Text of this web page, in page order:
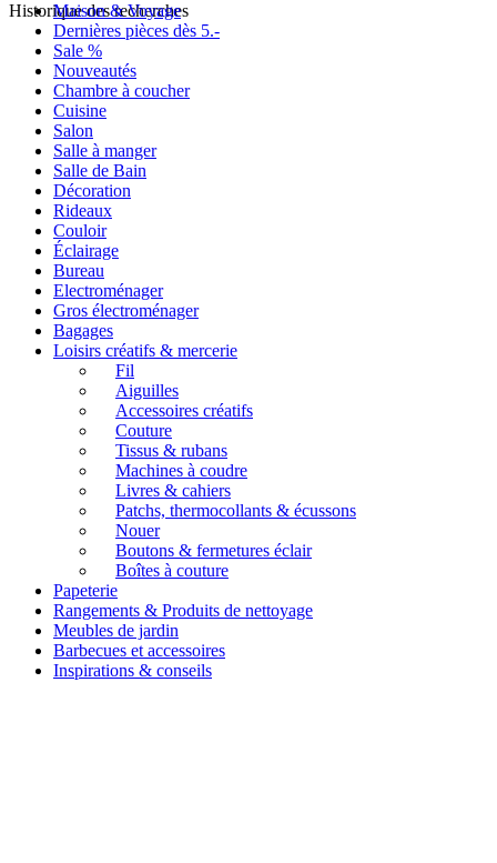
Historique des recherches
Maison & Voyage
Dernières pièces dès 5.-
Sale %
Nouveautés
Chambre à coucher
Cuisine
Salon
Salle à manger
Salle de Bain
Décoration
Rideaux
Couloir
Éclairage
Bureau
Electroménager
Gros électroménager
Bagages
Loisirs créatifs & mercerie
Fil
Aiguilles
Accessoires créatifs
Couture
Tissus & rubans
Machines à coudre
Livres & cahiers
Patchs, thermocollants & écussons
Nouer
Boutons & fermetures éclair
Boîtes à couture
Papeterie
Rangements & Produits de nettoyage
Meubles de jardin
Barbecues et accessoires
Inspirations & conseils